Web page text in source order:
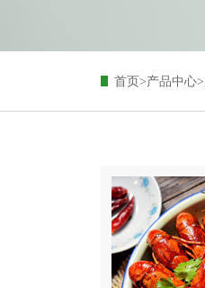
首页>产品中心>